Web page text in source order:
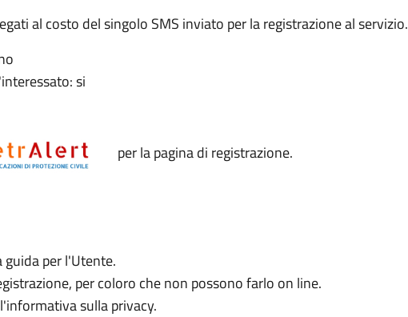
al costo del singolo SMS inviato per la registrazione al servizio.
si
per la pagina di registrazione.
guida per l'Utente.
per coloro che non possono farlo on line.
sulla privacy.